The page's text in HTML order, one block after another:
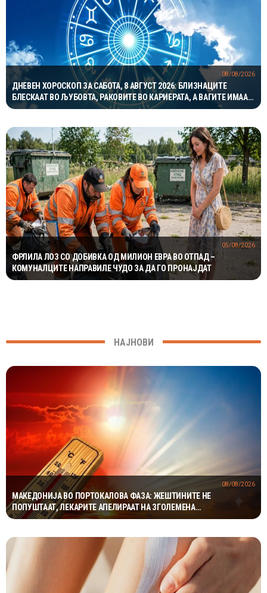
ДНЕВЕН ХОРОСКОП ЗА САБОТА, 8 АВГУСТ 2026: БЛИЗНАЦИТЕ
БЛЕСКААТ ВО ЉУБОВТА, РАКОВИТЕ ВО КАРИЕРАТА, А ВАГИТЕ ИМААТ
ОДЛИЧЕН ДЕН ЗА ХАРМОНИЈА
08/08/2026
ФРЛИЛА ЛОЗ СО ДОБИВКА ОД МИЛИОН ЕВРА ВО ОТПАД –
КОМУНАЛЦИТЕ НАПРАВИЛЕ ЧУДО ЗА ДА ГО ПРОНАЈДАТ
05/08/2026
НАЈНОВИ
МАКЕДОНИЈА ВО ПОРТОКАЛОВА ФАЗА: ЖЕШТИНИТЕ НЕ
ПОПУШТААТ, ЛЕКАРИТЕ АПЕЛИРААТ НА ЗГОЛЕМЕНА
ПРЕТПАЗЛИВОСТ
08/08/2026